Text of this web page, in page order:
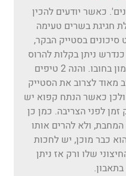
כאשר יודעים להכין
חגיגת בשרים טעימה
בסטייק הבקר,
ניתן בקלות להרוס
את הפוטנציאל הקולינרי הטמון בחובו. והנה 2 טיפים
מאוד לצרוב את הסטייק
כאשר הנתח קפוא יש
לפני הצריבה. כמן כן
ולא להרים אותו
כבר מוכן, יש לחכות
שלו ורק אז ניתן